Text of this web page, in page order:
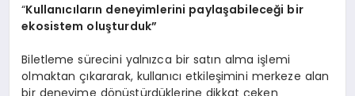
“Kullanıcıların deneyimlerini paylaşabileceği bir
ekosistem oluşturduk”
Biletleme sürecini yalnızca bir satın alma işlemi
olmaktan çıkararak, kullanıcı etkileşimini merkeze alan